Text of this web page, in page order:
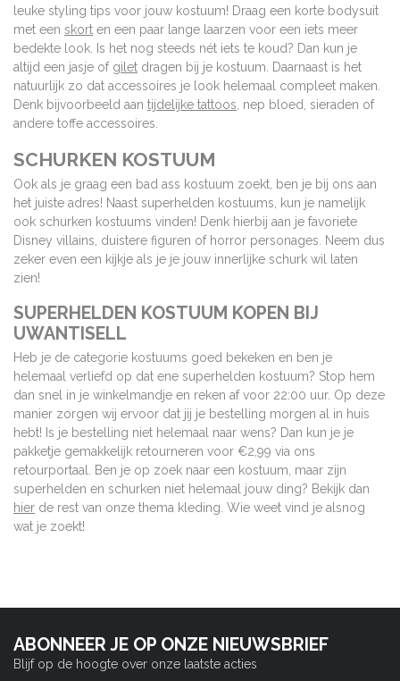
leuke styling tips voor jouw kostuum! Draag een korte bodysuit
met een skort en een paar lange laarzen voor een iets meer
bedekte look. Is het nog steeds nét iets te koud? Dan kun je
altijd een jasje of gilet dragen bij je kostuum. Daarnaast is het
natuurlijk zo dat accessoires je look helemaal compleet maken.
Denk bijvoorbeeld aan tijdelijke tattoos , nep bloed, sieraden of
andere toffe accessoires.
SCHURKEN KOSTUUM
Ook als je graag een bad ass kostuum zoekt, ben je bij ons aan
het juiste adres! Naast superhelden kostuums, kun je namelijk
ook schurken kostuums vinden! Denk hierbij aan je favoriete
Disney villains, duistere figuren of horror personages. Neem dus
zeker even een kijkje als je je jouw innerlijke schurk wil laten
zien!
SUPERHELDEN KOSTUUM KOPEN BIJ
UWANTISELL
Heb je de categorie kostuums goed bekeken en ben je
helemaal verliefd op dat ene superhelden kostuum? Stop hem
dan snel in je winkelmandje en reken af voor 22:00 uur. Op deze
manier zorgen wij ervoor dat jij je bestelling morgen al in huis
hebt! Is je bestelling niet helemaal naar wens? Dan kun je je
pakketje gemakkelijk retourneren voor €2,99 via ons
retourportaal. Ben je op zoek naar een kostuum, maar zijn
superhelden en schurken niet helemaal jouw ding? Bekijk dan
hier de rest van onze thema kleding. Wie weet vind je alsnog
wat je zoekt!
ABONNEER JE OP ONZE NIEUWSBRIEF
Blijf op de hoogte over onze laatste acties